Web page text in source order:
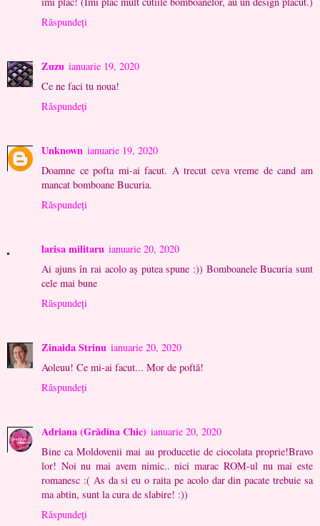
Răspundeți
Zuzu ianuarie 19, 2020
Ce ne faci tu noua!
Răspundeți
Unknown ianuarie 19, 2020
Doamne ce pofta mi-ai facut. A trecut ceva vreme de cand am
mancat bomboane Bucuria.
Răspundeți
larisa militaru ianuarie 20, 2020
Ai ajuns în rai acolo aș putea spune :)) Bomboanele Bucuria sunt
cele mai bune
Răspundeți
Zinaida Strinu ianuarie 20, 2020
Aoleuu! Ce mi-ai facut... Mor de poftă!
Răspundeți
Adriana (Grădina Chic) ianuarie 20, 2020
Bine ca Moldovenii mai au producetie de ciocolata proprie!Bravo
lor! Noi nu mai avem nimic.. nici marac ROM-ul nu mai este
romanesc :( As da si eu o raita pe acolo dar din pacate trebuie sa
ma abtin, sunt la cura de slabire! :))
Răspundeți